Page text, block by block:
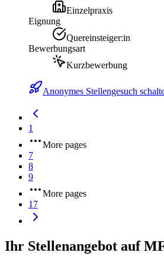
Einzelpraxis
Eignung
Quereinsteiger:in
Bewerbungsart
Kurzbewerbung
Anonymes Stellengesuch
1
More pages
7
8
9
More pages
17
Ihr Stellenangebot auf